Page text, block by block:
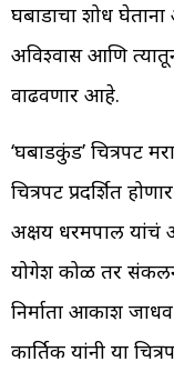
घबाडाचा शोध
अविश्वास आणि
वाढवणार आहे.
‘घबाडकुंड’ चित्रपट
चित्रपट प्रदर्शित
अक्षय धरमपाल यांचं
योगेश कोळी तर
निर्माता आकाश
कार्तिक यांनी या